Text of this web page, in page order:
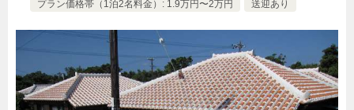
プラン価格帯（1泊2名料金）: 1.9万円〜2万円 送迎あり